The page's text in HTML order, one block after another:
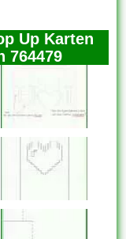
Up Karten
764479